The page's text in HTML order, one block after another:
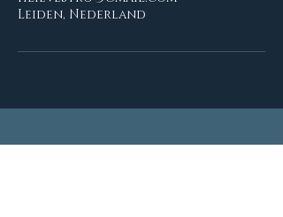
Leiden, Nederland